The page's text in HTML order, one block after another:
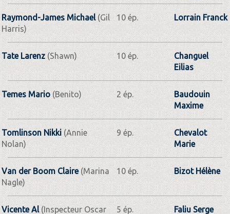
Raymond-James Michael(Gil
Harris)
10 ép. Lorrain Franck
Tate Larenz(Shawn) 10 ép.
Changuel
Eilias
Temes Mario (Benito) 2 ép.
Baudouin
Maxime
Tomlinson Nikki (Annie
Nolan)
9 ép.
Chevalot
Marie
Van der Boom Claire(Marina
Nagle)
10 ép. Bizot Hélène
Vicente Al(Inspecteur Oscar 5 ép. Faliu Serge